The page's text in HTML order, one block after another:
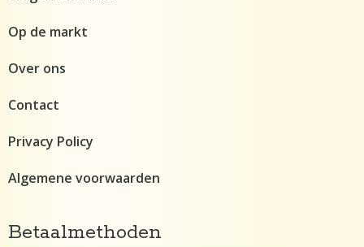
Betaalmethoden
Op de markt
Over ons
Contact
Privacy Policy
Algemene voorwaarden